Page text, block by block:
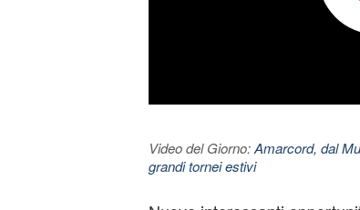
Video del Giorno:Amarcord, dal
grandi tornei estivi